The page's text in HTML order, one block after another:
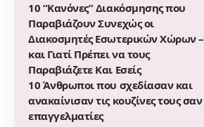
10 “Κανόνες” Διακόσμησης που
Παραβιάζουν Συνεχώς οι
Διακοσμητές Εσωτερικών Χώρων –
και Γιατί Πρέπει να τους
Παραβιάζετε Και Εσείς
10 Άνθρωποι που σχεδίασαν και
ανακαίνισαν τις κουζίνες τους σαν
επαγγελματίες